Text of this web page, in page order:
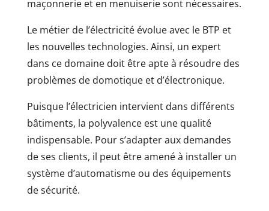
maçonnerie et en menuiserie sont nécessaires.
Le métier de l’électricité évolue avec le BTP et
les nouvelles technologies. Ainsi, un expert
dans ce domaine doit être apte à résoudre des
problèmes de domotique et d’électronique.
Puisque l’électricien intervient dans différents
bâtiments, la polyvalence est une qualité
indispensable. Pour s’adapter aux demandes
de ses clients, il peut être amené à installer un
système d’automatisme ou des équipements
de sécurité.